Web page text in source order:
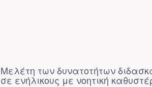
Μελέτη των δυνατοτήτων
σε ενήλικους με νοητική